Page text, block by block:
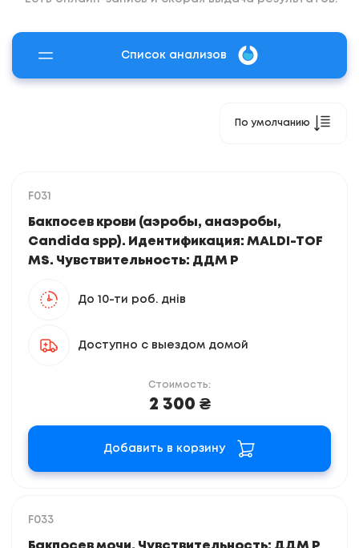
Список анализов
По умолчанию
F031
Бакпосев крови (аэробы, анаэробы,
Candida spp). Идентификация: MALDI-TOF
MS. Чувствительность: ДДМ Р
До 10-ти роб. днів
Доступно с выездом домой
Стоимость:
2 300 ₴
Добавить в корзину
F033